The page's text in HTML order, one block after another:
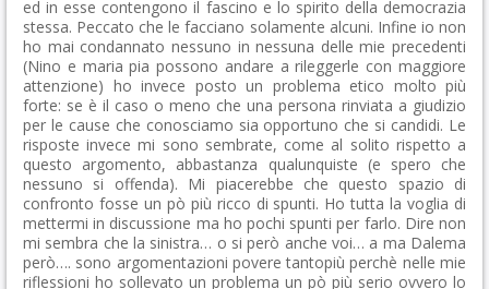
ed in esse contengono il fascino e lo spirito della democrazia
stessa. Peccato che le facciano solamente alcuni. Infine io non
ho mai condannato nessuno in nessuna delle mie precedenti
(Nino e maria pia possono andare a rileggerle con maggiore
attenzione) ho invece posto un problema etico molto più
forte: se è il caso o meno che una persona rinviata a giudizio
per le cause che conosciamo sia opportuno che si candidi. Le
risposte invece mi sono sembrate, come al solito rispetto a
questo argomento, abbastanza qualunquiste (e spero che
nessuno si offenda). Mi piacerebbe che questo spazio di
confronto fosse un pò più ricco di spunti. Ho tutta la voglia di
mettermi in discussione ma ho pochi spunti per farlo. Dire non
mi sembra che la sinistra… o si però anche voi… a ma Dalema
però…. sono argomentazioni povere tantopiù perchè nelle mie
riflessioni ho sollevato un problema un pò più serio ovvero lo